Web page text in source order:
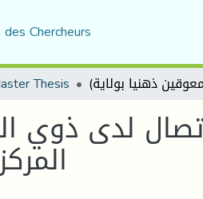
Chercheurs
Thesis
لدى ذوي